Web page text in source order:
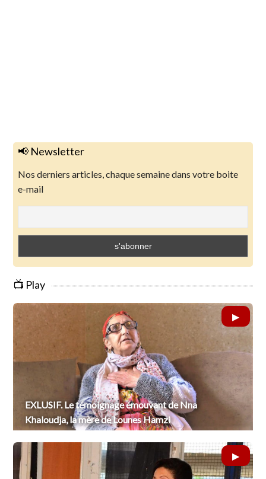
📢 Newsletter
Nos derniers articles, chaque semaine dans votre boite
e-mail
📺 Play
EXLUSIF. Le témoignage émouvant de Nna
Khaloudja, la mère de Lounes Hamzi